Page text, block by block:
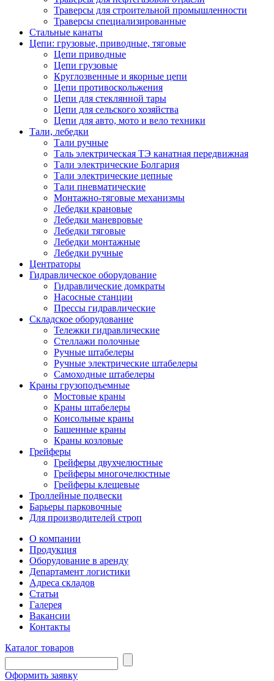
Траверсы для строительной промышленности
Траверсы специализированные
Стальные канаты
Цепи: грузовые, приводные, тяговые
Цепи приводные
Цепи грузовые
Круглозвенные и якорные цепи
Цепи противоскольжения
Цепи для стеклянной тары
Цепи для сельского хозяйства
Цепи для авто, мото и вело техники
Тали, лебедки
Тали ручные
Таль электрическая ТЭ канатная передвижная
Тали электрические Болгария
Тали электрические цепные
Тали пневматические
Монтажно-тяговые механизмы
Лебедки крановые
Лебедки маневровые
Лебедки тяговые
Лебедки монтажные
Лебедки ручные
Центраторы
Гидравлическое оборудование
Гидравлические домкраты
Насосные станции
Прессы гидравлические
Складское оборудование
Тележки гидравлические
Cтеллажи полочные
Ручные штабелеры
Ручные электрические штабелеры
Самоходные штабелеры
Краны грузоподъемные
Мостовые краны
Краны штабелеры
Консольные краны
Башенные краны
Краны козловые
Грейферы
Грейферы двухчелюстные
Грейферы многочелюстные
Грейферы клещевые
Троллейные подвески
Барьеры парковочные
Для производителей строп
О компании
Продукция
Оборудование в аренду
Департамент логистики
Адреса складов
Статьи
Галерея
Вакансии
Контакты
Каталог товаров
Оформить заявку